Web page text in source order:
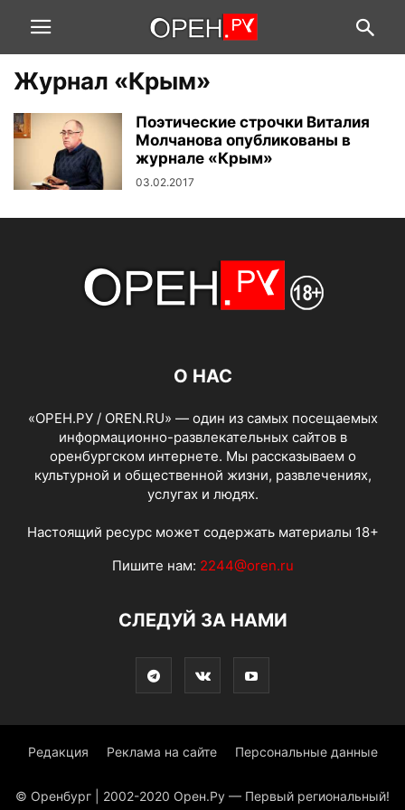
Журнал «Крым»
Поэтические строчки Виталия
Молчанова опубликованы в
журнале «Крым»
03.02.2017
О НАС
«ОРЕН.РУ / OREN.RU» — один из самых посещаемых
информационно-развлекательных сайтов в
оренбургском интернете. Мы рассказываем о
культурной и общественной жизни, развлечениях,
услугах и людях.
Настоящий ресурс может содержать материалы 18+
Пишите нам: 2244@oren.ru
СЛЕДУЙ ЗА НАМИ
Редакция Реклама на сайте Персональные данные
© Оренбург | 2002-2020 Орен.Ру — Первый региональный!